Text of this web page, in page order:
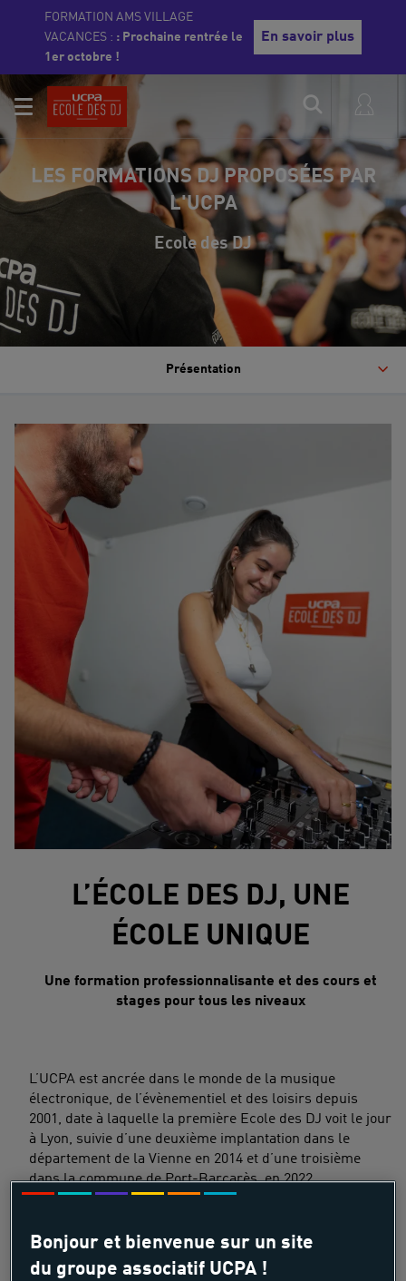
FORMATION AMS VILLAGE
VACANCES : : Prochaine rentrée le
1er octobre !
En savoir plus
LES FORMATIONS DJ PROPOSÉES PAR
L'UCPA
Ecole des DJ
Présentation
L’ÉCOLE DES DJ, UNE
ÉCOLE UNIQUE
Une formation professionnalisante et des cours et
stages pour tous les niveaux
L’UCPA est ancrée dans le monde de la musique
électronique, de l’évènementiel et des loisirs depuis
2001, date à laquelle la première Ecole des DJ voit le jour
à Lyon, suivie d’une deuxième implantation dans le
département de la Vienne en 2014 et d’une troisième
dans la commune de Port-Barcarès, en 2022.
centre de formation à proposer un cursus en alternance
aussi complet dans ce secteur d’activité. Cette formation
Bonjour et bienvenue sur un site
du groupe associatif UCPA !